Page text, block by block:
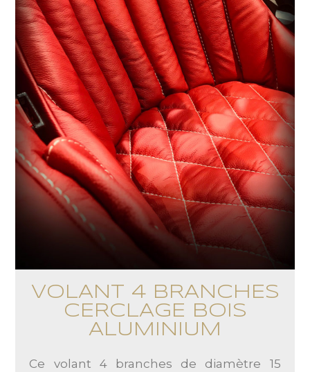
VOLANT 4 BRANCHES
CERCLAGE BOIS
ALUMINIUM
Ce volant 4 branches de diamètre 15